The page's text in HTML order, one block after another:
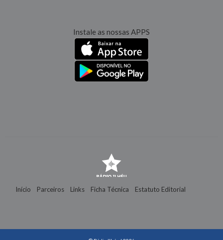
Instale as nossas APPS
Início Parceiros Links Ficha Técnica Estatuto Editorial